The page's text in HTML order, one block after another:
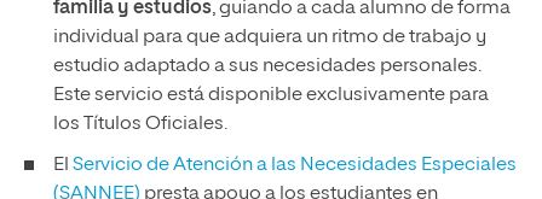
familia y estudios, guiando a cada alumno de forma
individual para que adquiera un ritmo de trabajo y
estudio adaptado a sus necesidades personales.
Este servicio está disponible exclusivamente para
los Títulos Oficiales.
El Servicio de Atención a las Necesidades Especiales
(SANNEE) presta apoyo a los estudiantes en